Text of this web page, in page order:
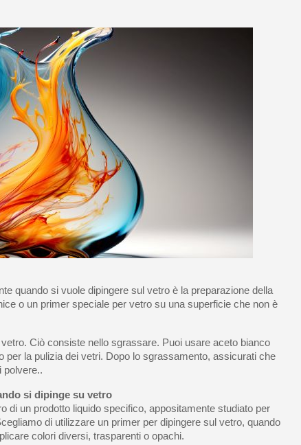
quando si vuole dipingere sul vetro è la preparazione della
o un primer speciale per vetro su una superficie che non è
Ciò consiste nello sgrassare. Puoi usare aceto bianco
per la pulizia dei vetri. Dopo lo sgrassamento, assicurati che
polvere..
si dipinge su vetro
di un prodotto liquido specifico, appositamente studiato per
di utilizzare un primer per dipingere sul vetro, quando
colori diversi, trasparenti o opachi.